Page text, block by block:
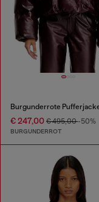
€ 247,00 € 495,00-50%
BURGUNDERROT